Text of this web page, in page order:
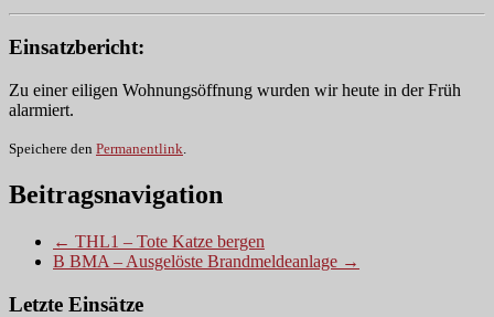
Einsatzbericht:
Zu einer eiligen Wohnungsöffnung wurden wir heute in der Früh
alarmiert.
Speichere den Permanentlink.
Beitragsnavigation
← THL1 – Tote Katze bergen
B BMA – Ausgelöste Brandmeldeanlage →
Letzte Einsätze